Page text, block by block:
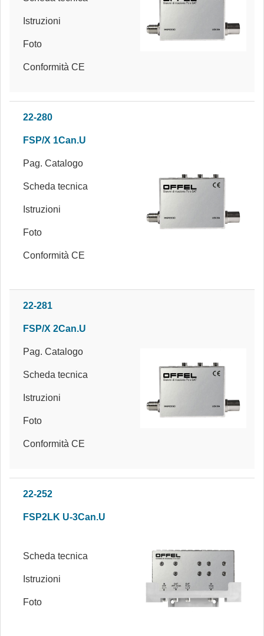
Istruzioni
Foto
Conformità CE
22-280
FSP/X 1Can.U
Pag. Catalogo
Scheda tecnica
Istruzioni
Foto
Conformità CE
22-281
FSP/X 2Can.U
Pag. Catalogo
Scheda tecnica
Istruzioni
Foto
Conformità CE
22-252
FSP2LK U-3Can.U
Scheda tecnica
Istruzioni
Foto